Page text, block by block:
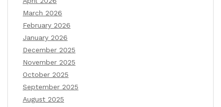
March 2026
February 2026
January 2026
December 2025
November 2025
October 2025
September 2025
August 2025